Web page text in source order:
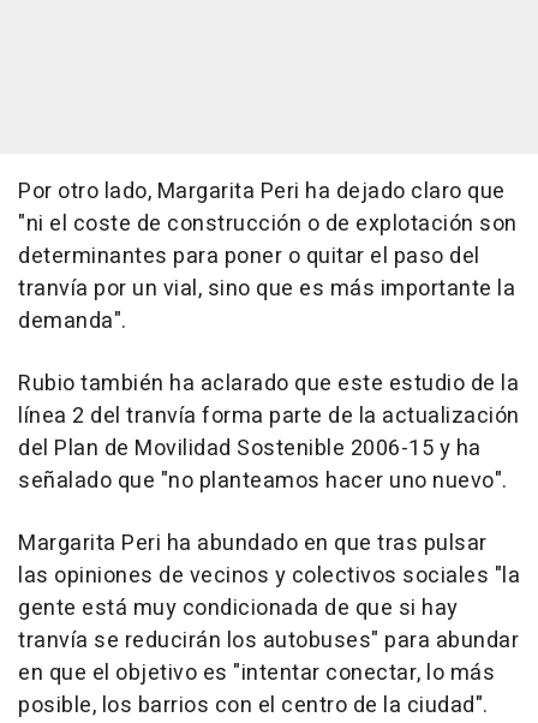
Por otro lado, Margarita Peri ha dejado claro que
"ni el coste de construcción o de explotación son
determinantes para poner o quitar el paso del
tranvía por un vial, sino que es más importante la
demanda".
Rubio también ha aclarado que este estudio de la
línea 2 del tranvía forma parte de la actualización
del Plan de Movilidad Sostenible 2006-15 y ha
señalado que "no planteamos hacer uno nuevo".
Margarita Peri ha abundado en que tras pulsar
las opiniones de vecinos y colectivos sociales "la
gente está muy condicionada de que si hay
tranvía se reducirán los autobuses" para abundar
en que el objetivo es "intentar conectar, lo más
posible, los barrios con el centro de la ciudad".